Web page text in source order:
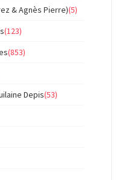
& Agnès Pierre)(5)
(123)
(853)
Depis(53)